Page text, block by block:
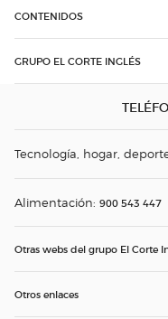
CONTENIDOS
GRUPO EL CORTE INGLÉS
Tecnología, hogar,
Alimentación: 900 543 447
Otras webs del grupo El Corte
Otros enlaces